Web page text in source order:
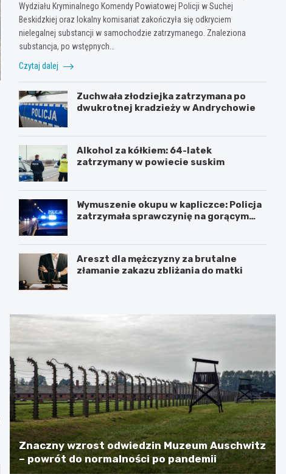
Wydziału Kryminalnego Komendy Powiatowej Policji w Suchej
Beskidzkiej oraz lokalny komisariat zakończyła się odkryciem
nielegalnej substancji w samochodzie zatrzymanego. Znaleziona
substancja, po wstępnych…
Czytaj dalej
Zuchwała złodziejka zatrzymana po
dwukrotnej kradzieży w Andrychowie
Alkohol za kółkiem: 64-latek
zatrzymany w powiecie suskim
Wymuszenie okupu w kapliczce: Policja
zatrzymała sprawczynię na gorącym
Areszt dla mężczyzny za brutalne
złamanie zakazu zbliżania do matki
Znaczny wzrost odwiedzin Muzeum Auschwitz
– powrót do normalności po pandemii